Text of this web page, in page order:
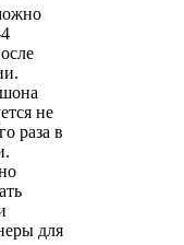
не
раза в
для